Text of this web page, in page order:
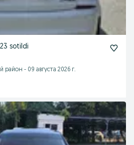
sotildi
район - 09 августа 2026 г.